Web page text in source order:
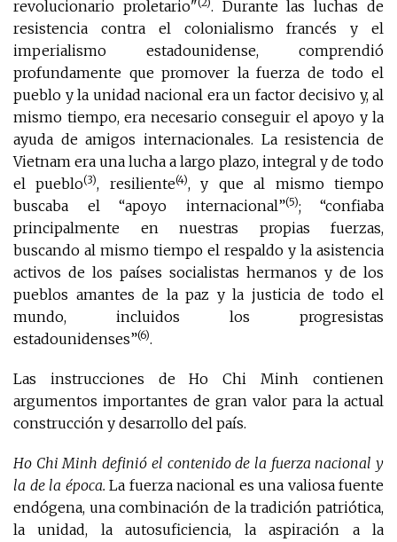
revolucionario proletario"
. Durante las luchas de
resistencia contra el colonialismo francés y el
imperialismo estadounidense, comprendió
profundamente que promover la fuerza de todo el
pueblo y la unidad nacional era un factor decisivo y, al
mismo tiempo, era necesario conseguir el apoyo y la
ayuda de amigos internacionales. La resistencia de
Vietnam era una lucha a largo plazo, integral y de todo
el pueblo(3), resiliente(4), y que al mismo tiempo
buscaba el “apoyo internacional”(5); “confiaba
principalmente en nuestras propias fuerzas,
buscando al mismo tiempo el respaldo y la asistencia
activos de los países socialistas hermanos y de los
pueblos amantes de la paz y la justicia de todo el
mundo, incluidos los progresistas
estadounidenses”(6).
Las instrucciones de Ho Chi Minh contienen
argumentos importantes de gran valor para la actual
construcción y desarrollo del país.
Ho Chi Minh definió el contenido de la fuerza nacional y
la de la época. La fuerza nacional es una valiosa fuente
endógena, una combinación de la tradición patriótica,
la unidad, la autosuficiencia, la aspiración a la